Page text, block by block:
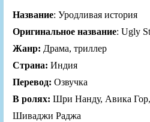
Название: Уродливая история
Оригинальное название: Ugly
Жанр: Драма, триллер
Страна: Индия
Перевод: Озвучка
В ролях: Шри Нанду, Авика
Шиваджи Раджа